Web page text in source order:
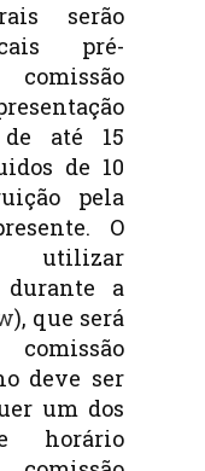
serão
pré-
até 15
de 10
pela
O
utilizar
durante a
), que será
deve ser
um dos
horário